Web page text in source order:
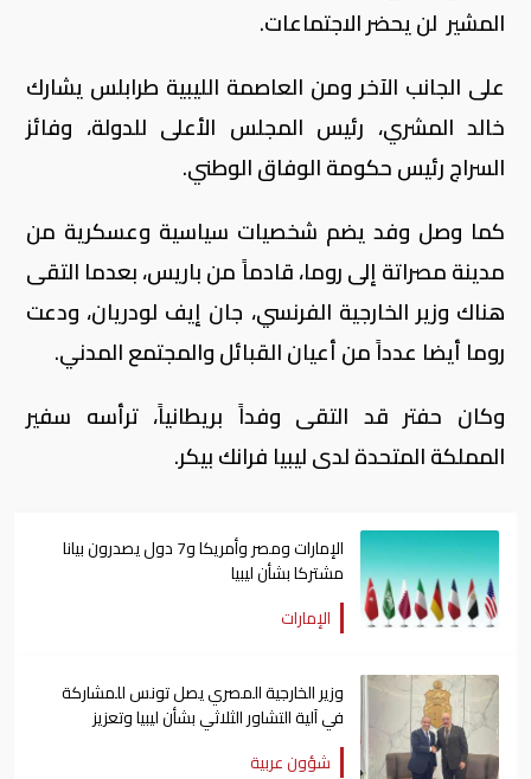
المشير لن يحضر الاجتماعات.
على الجانب الآخر ومن العاصمة الليبية طرابلس يشارك
خالد المشري، رئيس المجلس الأعلى للدولة، وفائز
السراج رئيس حكومة الوفاق الوطني.
كما وصل وفد يضم شخصيات سياسية وعسكرية من
مدينة مصراتة إلى روما، قادماً من باريس، بعدما التقى
هناك وزير الخارجية الفرنسي، جان إيف لودريان، ودعت
روما أيضا عدداً من أعيان القبائل والمجتمع المدني.
وكان حفتر قد التقى وفداً بريطانياً، ترأسه سفير
المملكة المتحدة لدى ليبيا فرانك بيكر.
الإمارات ومصر وأمريكا و7 دول يصدرون بيانا
مشتركا بشأن ليبيا
الإمارات
وزير الخارجية المصري يصل تونس للمشاركة
في آلية التشاور الثلاثي بشأن ليبيا وتعزيز
العلاقات الثنائية
شؤون عربية